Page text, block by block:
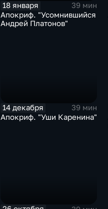
18 января
39 мин
Апокриф. "Усомнившийся
Андрей Платонов"
14 декабря
39 мин
Апокриф. "Уши Каренина"